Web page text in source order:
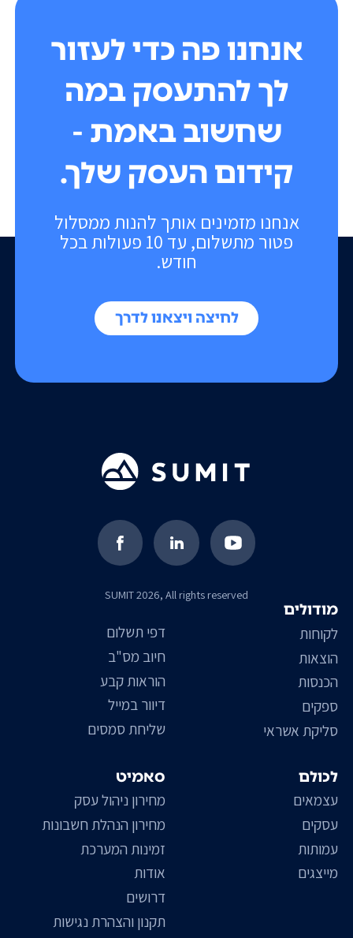
אנחנו מזמינים אותך להנות ממסלול
פטור מתשלום, עד 10 פעולות בכל
חודש.
לחיצה ויצאנו לדרך
אנחנו פה כדי לעזור
לך להתעסק במה
שחשוב באמת -
קידום העסק שלך.
SUMIT 2026, All rights reserved
סאמיט
מחירון ניהול עסק
מחירון הנהלת חשבונות
זמינות המערכת
אודות
דרושים
תקנון והצהרת נגישות
דפי תשלום
חיוב מס"ב
הוראות קבע
דיוור במייל
שליחת סמסים
מודולים
לקוחות
הוצאות
הכנסות
ספקים
סליקת אשראי
לכולם
עצמאים
עסקים
עמותות
מייצגים